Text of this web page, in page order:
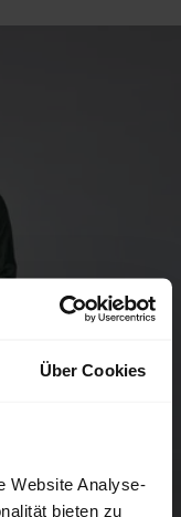
Über Cookies
Website Analyse-
bieten zu